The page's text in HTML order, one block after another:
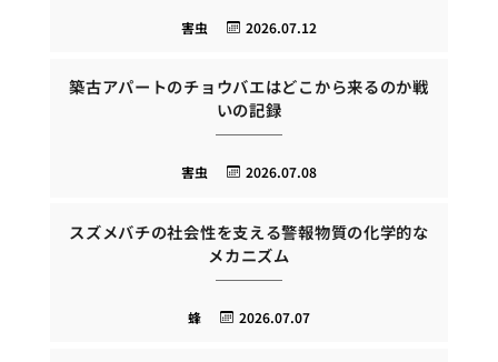
2026.07.12
害虫
築古アパートのチョウバエはどこから来るのか戦
いの記録
2026.07.08
害虫
スズメバチの社会性を支える警報物質の化学的な
メカニズム
2026.07.07
蜂